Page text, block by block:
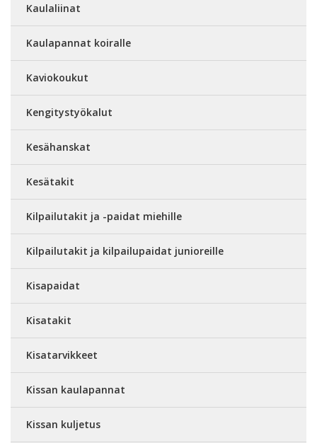
Kaulaliinat
Kaulapannat koiralle
Kaviokoukut
Kengitystyökalut
Kesähanskat
Kesätakit
Kilpailutakit ja -paidat miehille
Kilpailutakit ja kilpailupaidat junioreille
Kisapaidat
Kisatakit
Kisatarvikkeet
Kissan kaulapannat
Kissan kuljetus